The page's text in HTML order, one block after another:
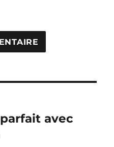
parfait avec